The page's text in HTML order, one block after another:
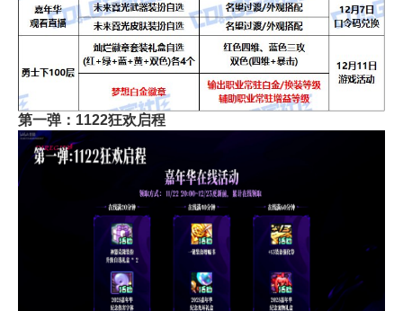
第一弹：1122狂欢启程